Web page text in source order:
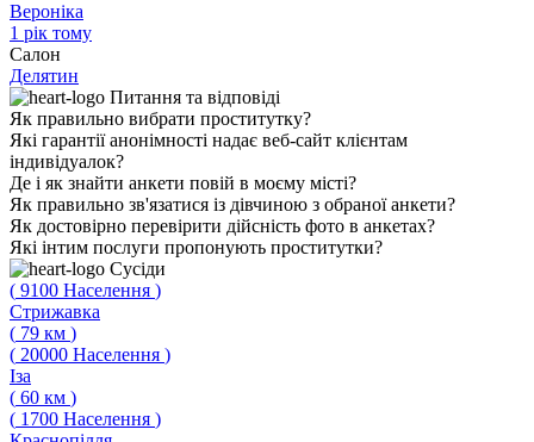
Вероніка
1 рік тому
Салон
Делятин
Питання та відповіді
Як правильно вибрати проститутку?
Які гарантії анонімності надає веб-сайт клієнтам
індивідуалок?
Де і як знайти анкети повій в моєму місті?
Як правильно зв'язатися із дівчиною з обраної анкети?
Як достовірно перевірити дійсність фото в анкетах?
Які інтим послуги пропонують проститутки?
Сусіди
( 9100 Населення )
Стрижавка
( 79 км )
( 20000 Населення )
Іза
( 60 км )
( 1700 Населення )